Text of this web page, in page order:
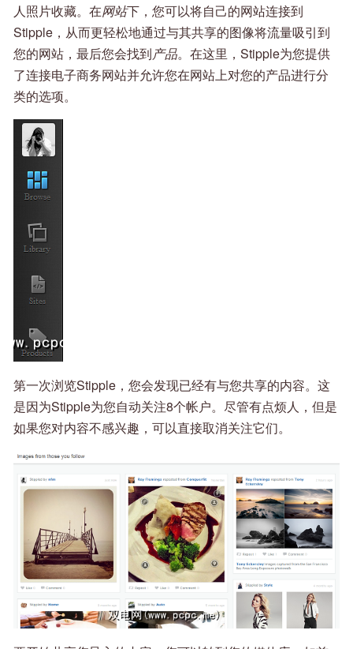
人照片收藏。在网站下，您可以将自己的网站连接到
Stipple，从而更轻松地通过与其共享的图像将流量吸引到
您的网站，最后您会找到产品。在这里，Stipple为您提供
了连接电子商务网站并允许您在网站上对您的产品进行分
类的选项。
第一次浏览Stipple，您会发现已经有与您共享的内容。这
是因为Stipple为您自动关注8个帐户。尽管有点烦人，但是
如果您对内容不感兴趣，可以直接取消关注它们。